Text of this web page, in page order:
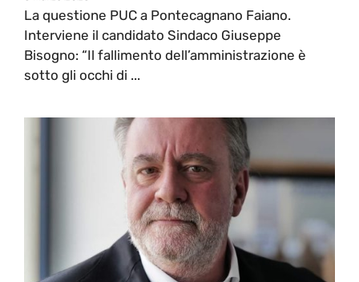
La questione PUC a Pontecagnano Faiano.
Interviene il candidato Sindaco Giuseppe
Bisogno: “Il fallimento dell’amministrazione è
sotto gli occhi di ...